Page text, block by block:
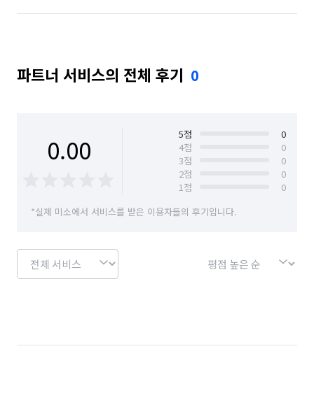
파트너 서비스의 전체 후기 0
0.00 5점
0
4점
0
3점
0
2점
0
1점
0
*실제 미소에서 서비스를 받은 이용자들의 후기입니다.